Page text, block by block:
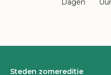
Dagen Uur
Steden zomereditie